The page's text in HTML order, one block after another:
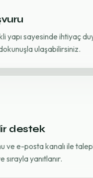
yapı sayesinde ihtiyaç
ulaşabilirsiniz.
destek
ve e-posta kanalı ile
sırayla yanıtlanır.